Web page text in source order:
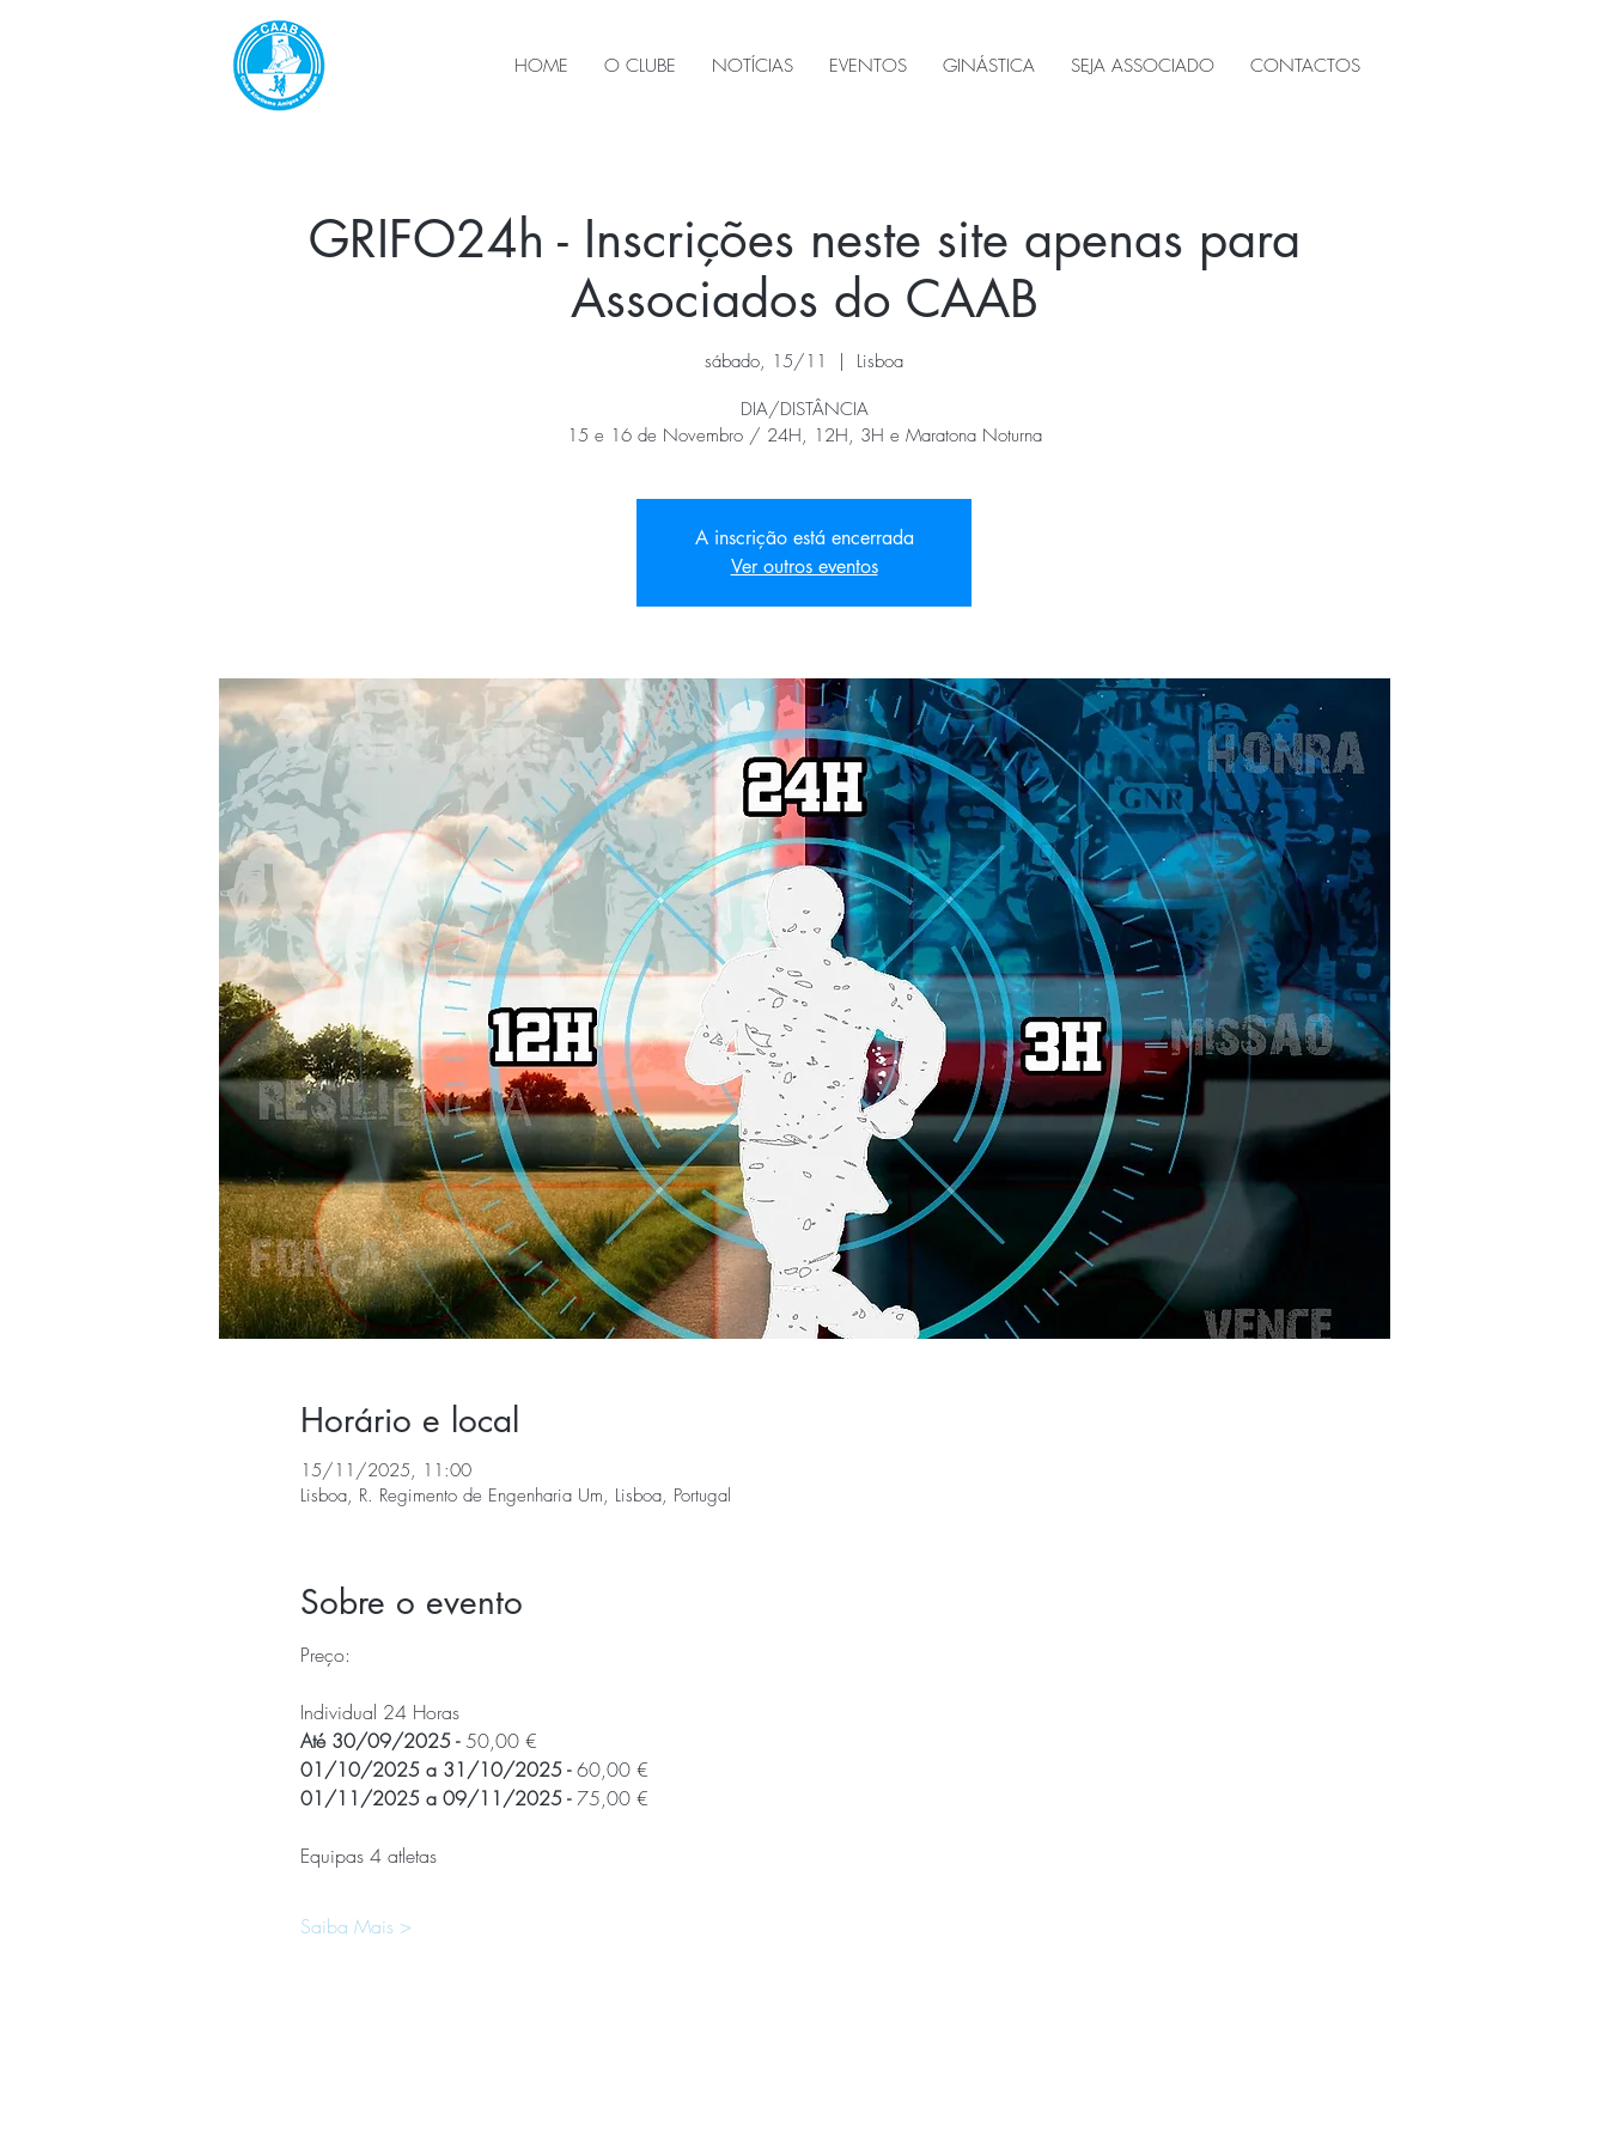
HOME O CLUBE NOTÍCIAS EVENTOS GINÁSTICA SEJA ASSOCIADO CONTACTOS
GRIFO24h - Inscrições neste site apenas para
Associados do CAAB
sábado, 15/11
  |
Lisboa
DIA/DISTÂNCIA
15 e 16 de Novembro / 24H, 12H, 3H e Maratona Noturna
A inscrição está encerrada
Ver outros eventos
Horário e local
15/11/2025, 11:00
Lisboa, R. Regimento de Engenharia Um, Lisboa, Portugal
Sobre o evento
Preço:
Individual 24 Horas
Até 30/09/2025 - 50,00 €
01/10/2025 a 31/10/2025 - 60,00 €
01/11/2025 a 09/11/2025 - 75,00 €
Equipas 4 atletas
Saiba Mais >